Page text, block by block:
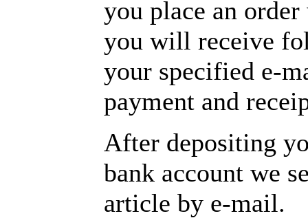
you place an
you will receive
your specified e-
payment and
After depositing
bank account we
article by e-mail.